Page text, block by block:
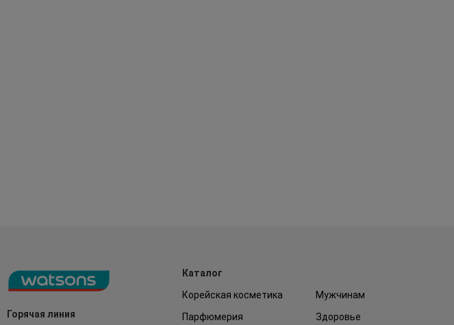
Горячая линия
Каталог
Корейская косметика
Мужчинам
Парфюмерия
Здоровье